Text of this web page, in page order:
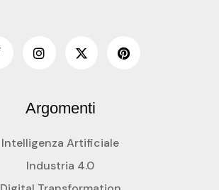
Argomenti
Intelligenza Artificiale
Industria 4.0